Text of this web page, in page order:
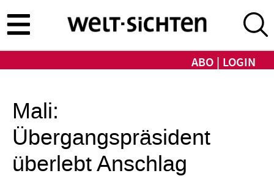
zum
Inhalt
ABO LOGIN
Mali:
Übergangspräsident
überlebt Anschlag